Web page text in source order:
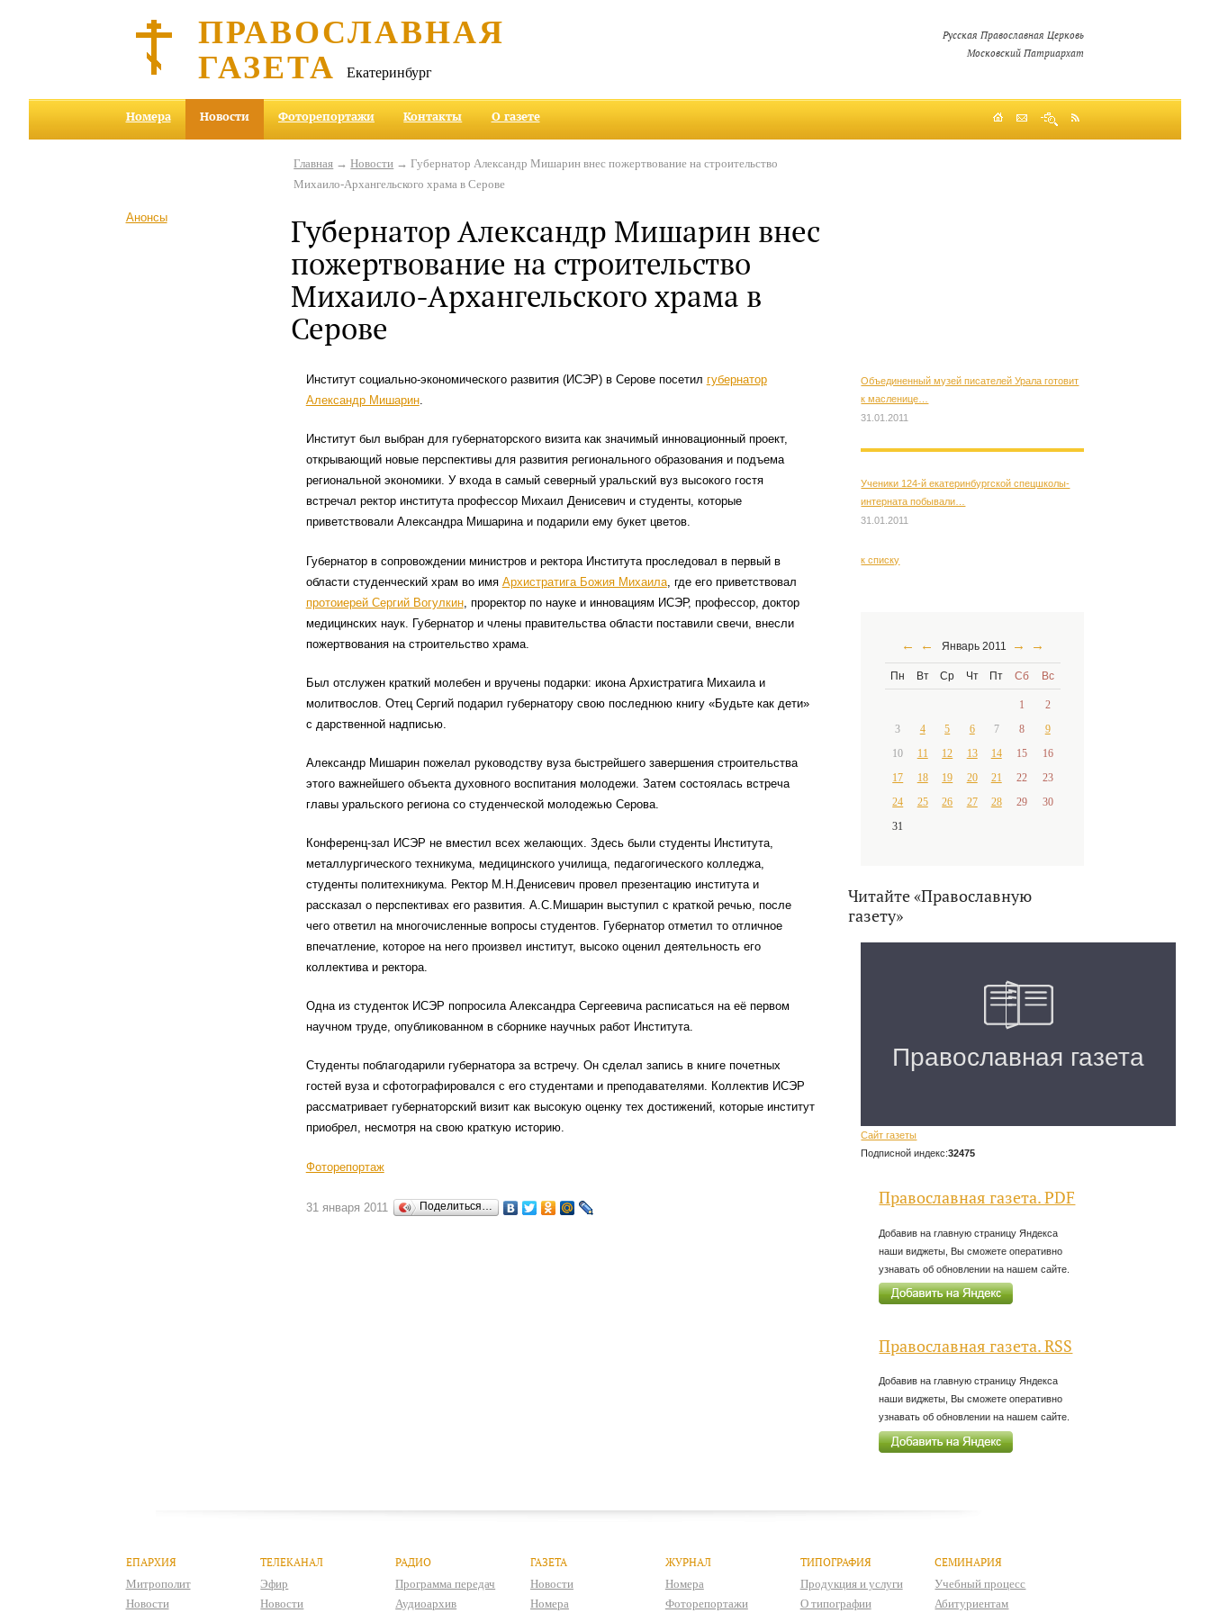
ПРАВОСЛАВНАЯ
ГАЗЕТА Екатеринбург
Русская Православная Церковь
Московский Патриархат
Номера Новости Фоторепортажи Контакты О газете
Анонсы
Главная →Новости → Губернатор Александр Мишарин внес пожертвование на строительство
Михаило-Архангельского храма в Серове
Губернатор Александр Мишарин внес
пожертвование на строительство
Михаило-Архангельского храма в
Серове
Институт социально-экономического развития (ИСЭР) в Серове посетил губернатор
Александр Мишарин.
Институт был выбран для губернаторского визита как значимый инновационный проект,
открывающий новые перспективы для развития регионального образования и подъема
региональной экономики. У входа в самый северный уральский вуз высокого гостя
встречал ректор института профессор Михаил Денисевич и студенты, которые
приветствовали Александра Мишарина и подарили ему букет цветов.
Губернатор в сопровождении министров и ректора Института проследовал в первый в
области студенческий храм во имя Архистратига Божия Михаила, где его приветствовал
протоиерей Сергий Вогулкин, проректор по науке и инновациям ИСЭР, профессор, доктор
медицинских наук. Губернатор и члены правительства области поставили свечи, внесли
пожертвования на строительство храма.
Был отслужен краткий молебен и вручены подарки: икона Архистратига Михаила и
молитвослов. Отец Сергий подарил губернатору свою последнюю книгу «Будьте как дети»
с дарственной надписью.
Александр Мишарин пожелал руководству вуза быстрейшего завершения строительства
этого важнейшего объекта духовного воспитания молодежи. Затем состоялась встреча
главы уральского региона со студенческой молодежью Серова.
Конференц-зал ИСЭР не вместил всех желающих. Здесь были студенты Института,
металлургического техникума, медицинского училища, педагогического колледжа,
студенты политехникума. Ректор М.Н.Денисевич провел презентацию института и
рассказал о перспективах его развития. А.С.Мишарин выступил с краткой речью, после
чего ответил на многочисленные вопросы студентов. Губернатор отметил то отличное
впечатление, которое на него произвел институт, высоко оценил деятельность его
коллектива и ректора.
Одна из студенток ИСЭР попросила Александра Сергеевича расписаться на её первом
научном труде, опубликованном в сборнике научных работ Института.
Студенты поблагодарили губернатора за встречу. Он сделал запись в книге почетных
гостей вуза и сфотографировался с его студентами и преподавателями. Коллектив ИСЭР
рассматривает губернаторский визит как высокую оценку тех достижений, которые институт
приобрел, несмотря на свою краткую историю.
Фоторепортаж
31 января 2011 Поделиться…
Объединенный музей писателей Урала готовит
к масленице…
31.01.2011
Ученики 124-й екатеринбургской спецшколы-
интерната побывали…
31.01.2011
к списку
← ← Январь 2011 → →
Пн Вт Ср Чт Пт Сб Вс
1
2
3
4 5 6 7 8
9
10
11 12 13 14 15
16
17
18 19 20 21 22
23
24
25 26 27 28 29
30
31
Читайте «Православную
газету»
Сайт газеты
Подписной индекс:32475
Православная газета. PDF
Добавив на главную страницу Яндекса
наши виджеты, Вы сможете оперативно
узнавать об обновлении на нашем сайте.
Православная газета. RSS
Добавив на главную страницу Яндекса
наши виджеты, Вы сможете оперативно
узнавать об обновлении на нашем сайте.
ЕПАРХИЯ
Митрополит
Новости
ТЕЛЕКАНАЛ
Эфир
Новости
РАДИО
Программа передач
Аудиоархив
ГАЗЕТА
Новости
Номера
ЖУРНАЛ
Номера
Фоторепортажи
ТИПОГРАФИЯ
Продукция и услуги
О типографии
СЕМИНАРИЯ
Учебный процесс
Абитуриентам